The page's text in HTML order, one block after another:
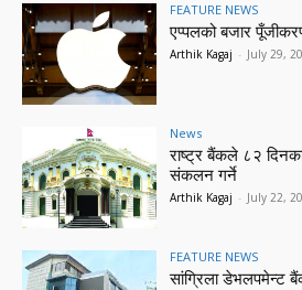
FEATURE NEWS
एप्पलको बजार
Arthik Kagaj - July 29,
News
राष्ट्र बैंकले ८२
संकलन गर्ने
Arthik Kagaj - July 22,
FEATURE NEWS
सांग्रिला डेभलपमेन्ट